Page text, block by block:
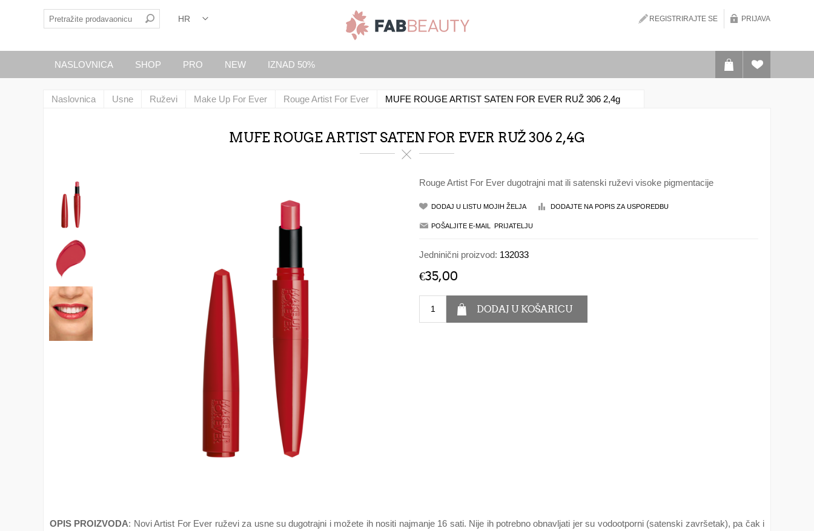
REGISTRIRAJTE SE PRIJAVA
NASLOVNICA SHOP PRO NEW IZNAD 50%
Naslovnica Usne Ruževi Make Up For Ever Rouge Artist For Ever MUFE ROUGE ARTIST SATEN FOR EVER RUŽ 306 2,4g
MUFE ROUGE ARTIST SATEN FOR EVER RUŽ 306 2,4G
Rouge Artist For Ever dugotrajni mat ili satenski ruževi visoke pigmentacije
Jedninični proizvod: 132033
€35,00
OPIS PROIZVODA: Novi Artist For Ever ruževi za usne su dugotrajni i možete ih nositi najmanje 16 sati. Nije ih potrebno obnavljati ​​jer su vodootporni (satenski završetak), pa čak i